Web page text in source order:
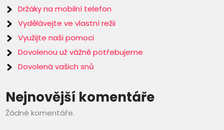
Držáky na mobilní telefon
Vydělávejte ve vlastní režii
Využijte naši pomoci
Dovolenou už vážně potřebujeme
Dovolená vašich snů
Nejnovější komentáře
Žádné komentáře.